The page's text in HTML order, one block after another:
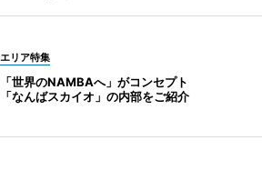
エリア特集
「世界のNAMBAへ」がコンセプト
「なんばスカイオ」の内部をご紹介